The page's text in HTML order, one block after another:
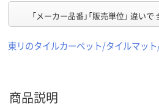
「メーカー品番」「販売単位」 違いで
東リのタイルカーペット/タイルマッ
商品説明